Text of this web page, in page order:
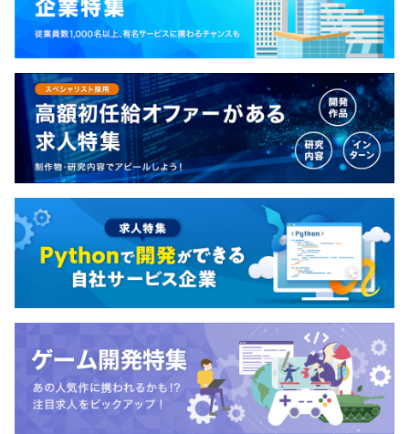
▍Case3：社内の業務プロセス時間をAIで短縮
＜課題＞繰り返される確認作業で業務効率が低下
営業やサポートのメール校正、ソースコードレビューな
ど、複数人で行う確認作業が毎日の業務時間を圧迫し、生
産性が落ちていました。また、顧客から寄せられる業界特
有の専門的な質問の理解・回答にも多くの時間を費やして
いました。
＜解決＞AIによる即時回答で業務効率が向上
営業や開発、サポートなど、担当者が抱える業務に関する
質問に即座に回答するAIチャットボットの仕組みを構築。
AIの学習に利用されないセキュアな環境で、社外秘情報も
質問できます。社員が普段使っているチャットツールから
簡単に利用できるため、導入後すぐに業務効率化を実感で
きました。
◎業務プロセスを月330時間削減！